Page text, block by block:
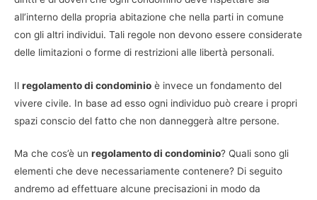
all’interno della propria abitazione che nella parti in comune
con gli altri individui. Tali regole non devono essere considerate
delle limitazioni o forme di restrizioni alle libertà personali.
Il regolamento di condominio è invece un fondamento del
vivere civile. In base ad esso ogni individuo può creare i propri
spazi conscio del fatto che non danneggerà altre persone.
Ma che cos’è un regolamento di condominio? Quali sono gli
elementi che deve necessariamente contenere? Di seguito
andremo ad effettuare alcune precisazioni in modo da